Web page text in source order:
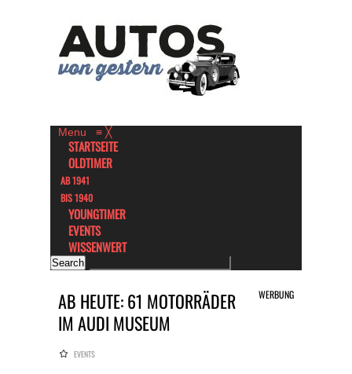
Menu ≡ ╳
STARTSEITE
OLDTIMER
AB 1941
BIS 1940
YOUNGTIMER
EVENTS
WISSENWERT
AB HEUTE: 61 MOTORRÄDER
IM AUDI MUSEUM
WERBUNG
EVENTS